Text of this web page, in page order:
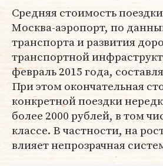
Средняя стоимость
Москва-аэропорт, по
транспорта и развития
транспортной
февраль 2015 года,
При этом окончательная
конкретной поездки
более 2000 рублей, в том
классе. В частности, на
влияет непрозрачная